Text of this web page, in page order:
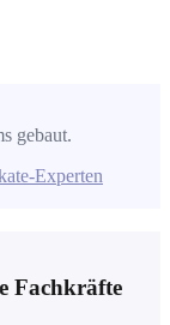
gebaut.
Experten
Fachkräfte